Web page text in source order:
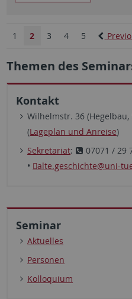
1 2 3 4 5
Themen des
Kontakt
Wilhelmstr. 36 (Hegelbau,
(Lageplan und Anreise)
Sekretariat: 07071 / 29
•
alte.geschichte@uni-
Seminar
Aktuelles
Personen
Kolloquium